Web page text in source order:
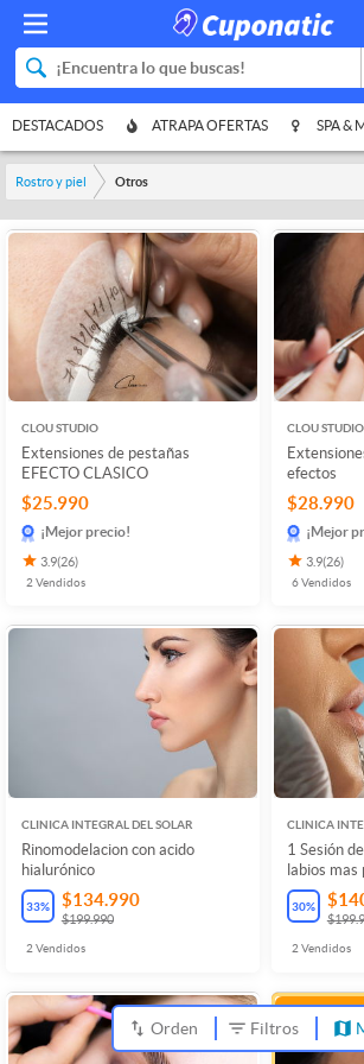
DESTACADOS ATRAPA OFERTAS SPA &
Rostro y piel Otros
CLOU STUDIO
Extensiones de pestañas
EFECTO CLASICO
$25.990
¡Mejor precio!
3.9(26)
2 Vendidos
CLOU STUDIO
efectos
$28.990
¡Mejor
3.9(26)
6Vendidos
CLINICA INTEGRAL DEL SOLAR
Rinomodelacion con acido
hialurónico
33% $134.990
$199.990
2 Vendidos
CLINICA
1 Sesión
labios
30%
2 Vendidos
Orden Filtros